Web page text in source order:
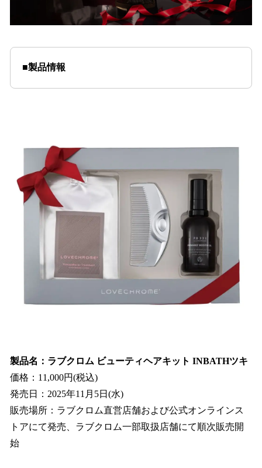
■製品情報
製品名：ラブクロム ビューティヘアキット INBATHツキ
価格：11,000円(税込)
発売日：2025年11月5日(水)
販売場所：ラブクロム直営店舗および公式オンラインス
トアにて発売、ラブクロム一部取扱店舗にて順次販売開
始